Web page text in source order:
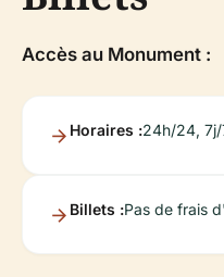
Accès au Monument :
Horaires :24h/24, 7j/
Billets :Pas de frais